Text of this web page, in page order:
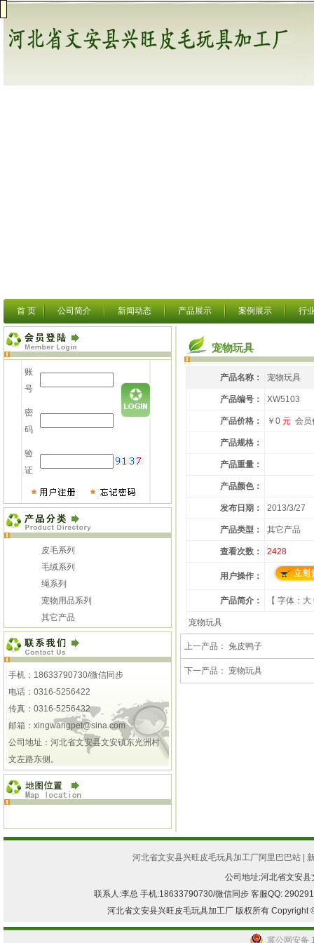
首 页 公司简介 新闻动态 产品展示 案例展示 行
账
号
密
码
验
证
皮毛系列
毛绒系列
绳系列
宠物用品系列
其它产品
手机：18633790730/微信同步
电话：0316-5256422
传真：0316-5256432
邮箱： xingwangpet@sina.com
公司地址：河北省文安县文安镇东光洲村
文左路东侧。
宠物玩具
产品名称： 宠物玩具
产品编号： XW5103
产品价格： ￥0 元会员
产品规格：
产品重量：
产品颜色：
发布日期： 2013/3/27
产品类型： 其它产品
查看次数： 2428
用户操作：
产品简介： 【 字体： 大
宠物玩具
上一产品： 兔皮鸭子
下一产品： 宠物玩具
河北省文安县兴旺皮毛玩具加工厂阿里巴巴站
公司地址:河北省文安
联系人:李总 手机:18633790730/微信同步 客服QQ:
河北省文安县兴旺皮毛玩具加工厂 版权所有
冀公网安备